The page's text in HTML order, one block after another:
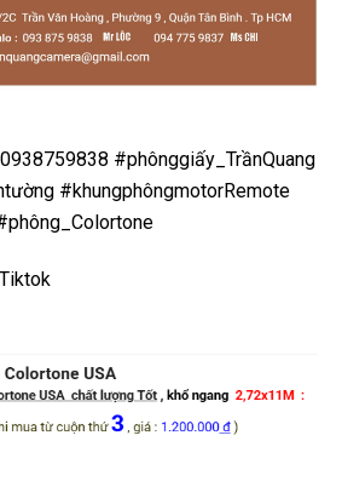
#phônggiấy_TrầnQuang
#khungphôngmotorRemote